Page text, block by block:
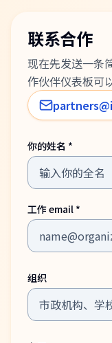
联系合作
现在先发送一条
作伙伴仪表板可
你的姓名 *
工作 email *
组织